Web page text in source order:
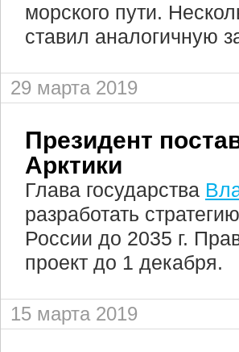
морского пути.
ставил аналогичную
29 марта 2019
Президент
Арктики
Глава государства
разработать
России до 2035 г.
проект до 1 декабря.
15 марта 2019